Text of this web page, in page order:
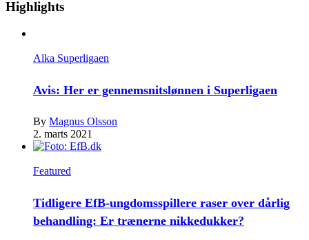
Highlights
Alka Superligaen
Avis: Her er gennemsnitslønnen i Superligaen
By Magnus Olsson
2. marts 2021
Featured
Tidligere EfB-ungdomsspillere raser over dårlig
behandling: Er trænerne nikkedukker?